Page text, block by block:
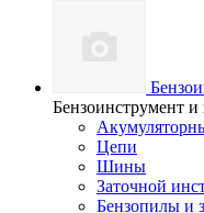
Бензоинструмент
Цепи
Шины
Заточной
Бензопилы и